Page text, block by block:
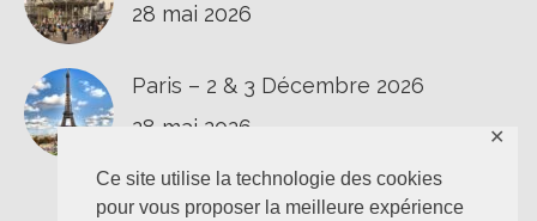
Ce site utilise la technologie des cookies
pour vous proposer la meilleure expérience
✕
28 mai 2026
Paris – 2 & 3 Décembre 2026
28 mai 2026